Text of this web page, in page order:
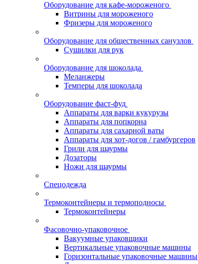
Оборудование для кафе-мороженого
Витрины для мороженого
Фризеры для мороженого
Оборудование для общественных санузлов
Сушилки для рук
Оборудование для шоколада
Меланжеры
Темперы для шоколада
Оборудование фаст-фуд
Аппараты для варки кукурузы
Аппараты для попкорна
Аппараты для сахарной ваты
Аппараты для хот-догов / гамбургеров
Грили для шаурмы
Дозаторы
Ножи для шаурмы
Спецодежда
Термоконтейнеры и термоподносы
Термоконтейнеры
Фасовочно-упаковочное
Вакуумные упаковщики
Вертикальные упаковочные машины
Горизонтальные упаковочные машины